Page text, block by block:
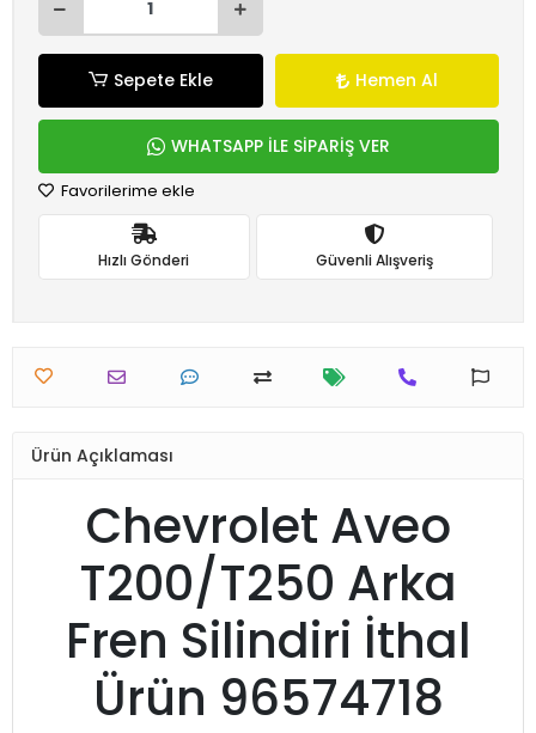
Sepete Ekle Hemen Al
WHATSAPP İLE SİPARİŞ VER
Favorilerime ekle
Hızlı Gönderi Güvenli Alışveriş
Ürün Açıklaması
Chevrolet Aveo
T200/T250 Arka
Fren Silindiri İthal
Ürün 96574718